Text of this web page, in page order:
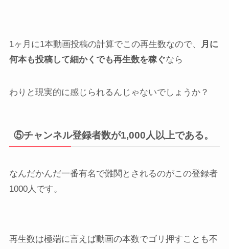
1ヶ月に1本動画投稿の計算でこの再生数なので、
月に
何本も投稿して細かくでも再生数を稼ぐなら
わりと現実的に感じられるんじゃないでしょうか？
⑤チャンネル登録者数が1,000人以上である。
なんだかんだ一番有名で難関とされるのがこの登録者
1000人です。
再生数は極端に言えば動画の本数でゴリ押すことも不